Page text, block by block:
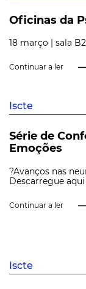
Oficinas da
18 março | sala
Continuar a ler
Iscte
Série de
Emoções
?Avanços nas
Descarregue
Continuar a ler
Iscte